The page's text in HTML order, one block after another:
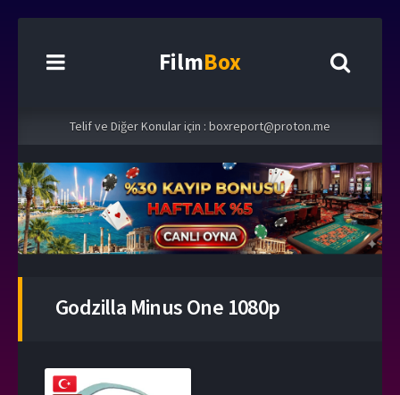
FilmBox
Telif ve Diğer Konular için : boxreport@proton.me
Godzilla Minus One 1080p